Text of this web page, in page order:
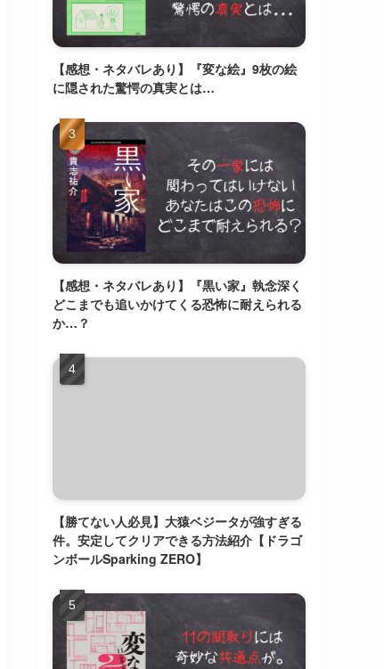
【感想・ネタバレあり】『変な絵』9枚の絵
に隠された驚愕の真実とは…
【感想・ネタバレあり】『黒い家』執念深く
どこまでも追いかけてくる恐怖に耐えられる
か…？
【勝てない人必見】大猿ベジータが強すぎる
件。安定してクリアできる方法紹介【ドラゴ
ンボールSparking ZERO】